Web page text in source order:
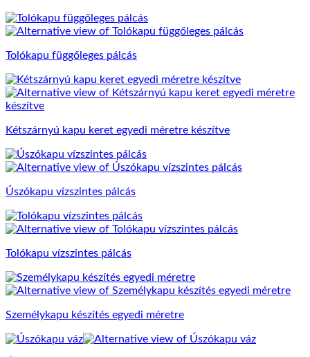
Tolókapu függőleges pálcás
Kétszárnyú kapu keret egyedi méretre készítve
Úszókapu vízszintes pálcás
Tolókapu vízszintes pálcás
Személykapu készítés egyedi méretre